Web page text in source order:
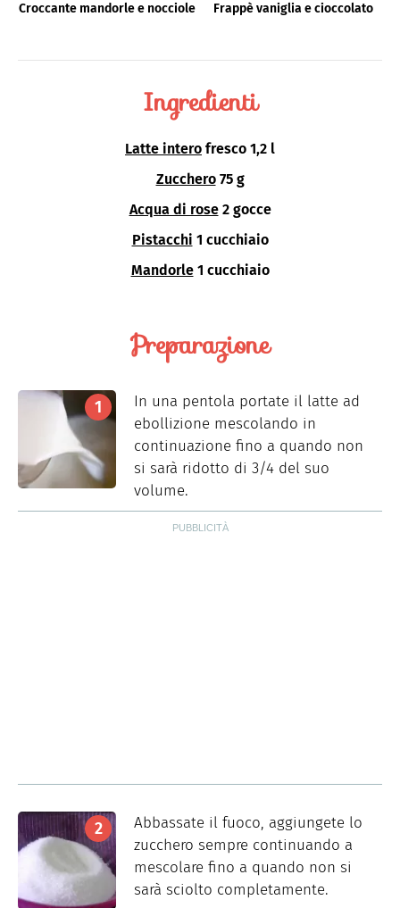
Croccante mandorle e nocciole Frappè vaniglia e cioccolato
Ingredienti
Latte intero fresco 1,2 l
Zucchero 75 g
Acqua di rose 2 gocce
Pistacchi 1 cucchiaio
Mandorle 1 cucchiaio
Preparazione
In una pentola portate il latte ad
ebollizione mescolando in
continuazione fino a quando non
si sarà ridotto di 3/4 del suo
volume.
Abbassate il fuoco, aggiungete lo
zucchero sempre continuando a
mescolare fino a quando non si
sarà sciolto completamente.